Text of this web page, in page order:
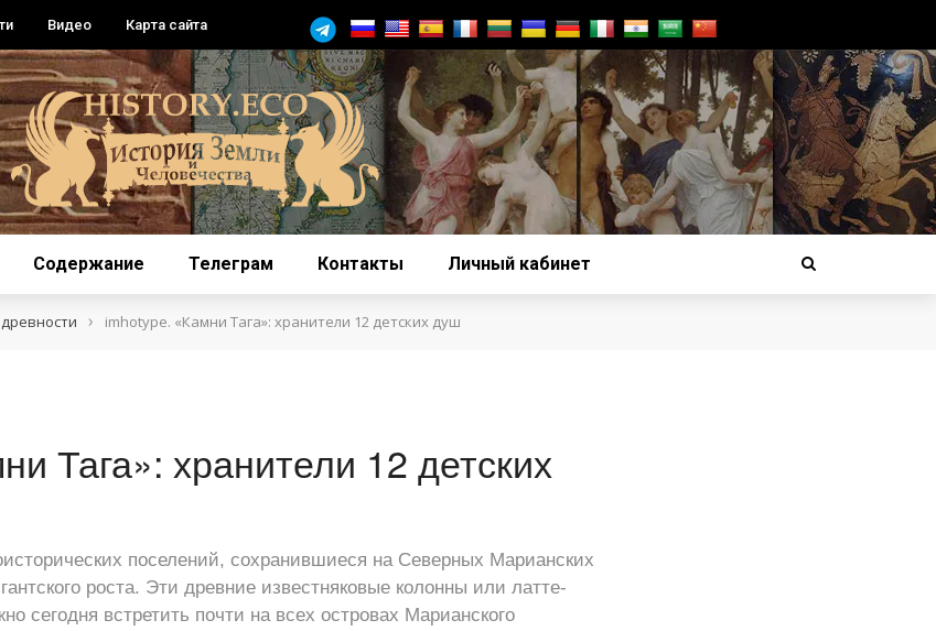
Видео Карта сайта
Содержание Телеграм Контакты Личный кабинет
› imhotype. «Камни Тага»: хранители 12 детских душ
Тага»: хранители 12 детских
поселений, сохранившиеся на Северных Марианских
роста. Эти древние известняковые колонны или латте-
сегодня встретить почти на всех островах Марианского